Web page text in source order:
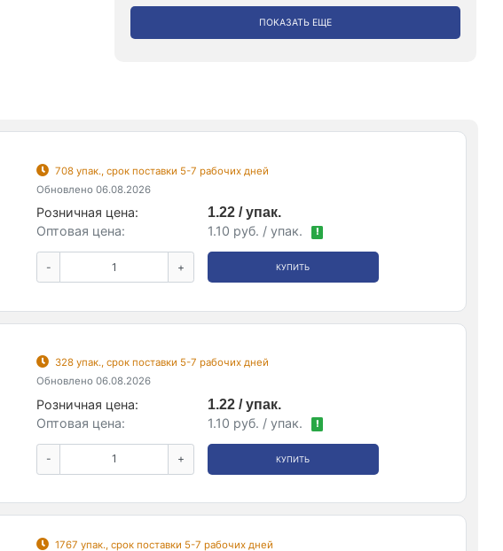
ПОКАЗАТЬ ЕЩЕ
708 упак., срок поставки 5-7 рабочих дней
Обновлено 06.08.2026
Розничная цена:
1.22 / упак.
Оптовая цена:
1.10 руб. / упак. !
- + КУПИТЬ
328 упак., срок поставки 5-7 рабочих дней
Обновлено 06.08.2026
Розничная цена:
1.22 / упак.
Оптовая цена:
1.10 руб. / упак. !
- + КУПИТЬ
1767 упак., срок поставки 5-7 рабочих дней